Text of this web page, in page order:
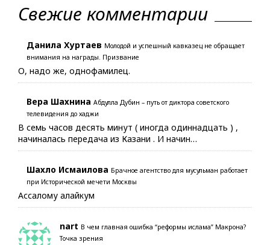
Свежие комментарии
Данила Хуртаев Молодой и успешный кавказец не обращает
внимания на награды. Призвание
О, надо же, однофамилец.
Вера Шахнина Абдулла Дубин – путь от диктора советского
телевидения до хаджи
В семь часов десять минут ( иногда одиннадцать ) ,
начиналась передача из Казани . И начин…
Шахло Исмаилова Брачное агентство для мусульман работает
при Исторической мечети Москвы
Ассалому алайкум
nart В чем главная ошибка “реформы ислама” Макрона?
Точка зрения